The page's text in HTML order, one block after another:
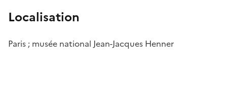
Localisation
Paris ; musée national Jean-Jacques Henner